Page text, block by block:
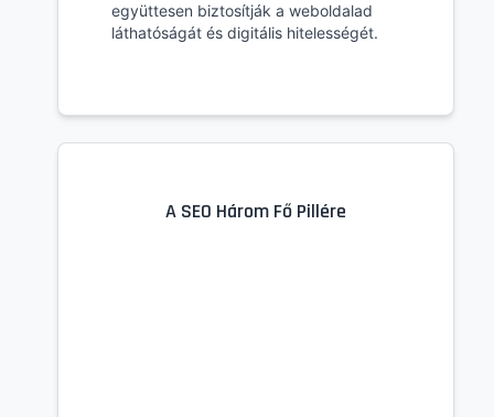
együttesen biztosítják a weboldalad
láthatóságát és digitális hitelességét.
A SEO Három Fő Pillére